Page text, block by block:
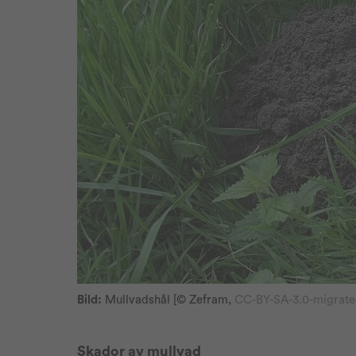
Bild: Mullvadshål [© Zefram, CC-BY-SA-3.0-
Skador av mullvad